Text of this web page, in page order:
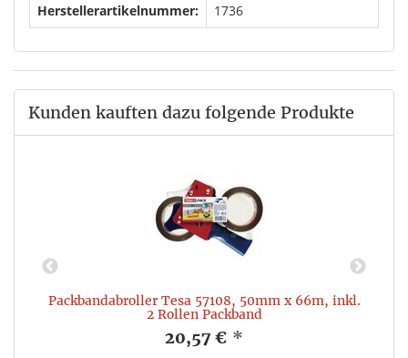
Herstellerartikelnummer: 1736
Kunden kauften dazu folgende Produkte
Packbandabroller Tesa 57108, 50mm x 66m, inkl.
2 Rollen Packband
20,57 € *